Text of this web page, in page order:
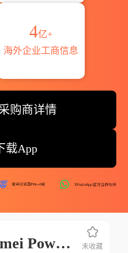
4亿+
海外企业工商信息
购商详情
载App
Заводjiangsu Emei Power Machinery Co.ltd. 未收藏